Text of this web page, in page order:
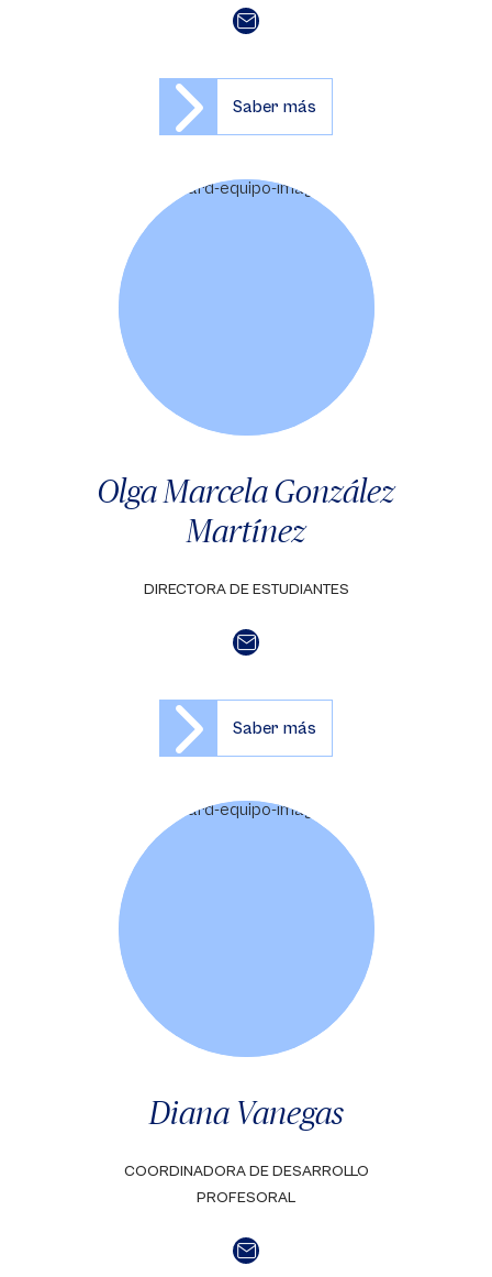
Saber más
Olga Marcela González
Martínez
DIRECTORA DE ESTUDIANTES
Saber más
Diana Vanegas
COORDINADORA DE DESARROLLO
PROFESORAL